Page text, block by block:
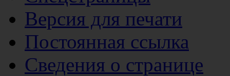
Версия для печати
Постоянная ссылка
Сведения о странице